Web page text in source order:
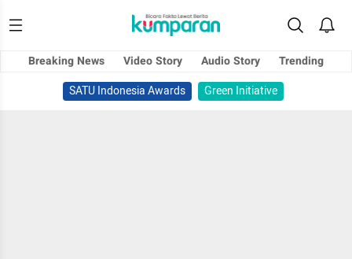
Breaking News Video Story Audio Story
Trending
SATU Indonesia Awards
Green Initiative